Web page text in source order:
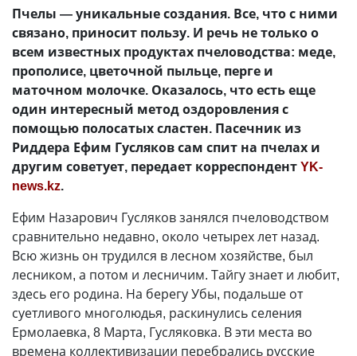
Пчелы — уникальные создания. Все, что с ними
связано, приносит пользу. И речь не только о
всем известных продуктах пчеловодства: меде,
прополисе, цветочной пыльце, перге и
маточном молочке. Оказалось, что есть еще
один интересный метод оздоровления с
помощью полосатых сластен. Пасечник из
Риддера Ефим Гусляков сам спит на пчелах и
другим советует, передает корреспондентYK-
news.kz.
Ефим Назарович Гусляков занялся пчеловодством
сравнительно недавно, около четырех лет назад.
Всю жизнь он трудился в лесном хозяйстве, был
лесником, а потом и лесничим. Тайгу знает и любит,
здесь его родина. На берегу Убы, подальше от
суетливого многолюдья, раскинулись селения
Ермолаевка, 8 Марта, Гусляковка. В эти места во
времена коллективизации перебрались русские